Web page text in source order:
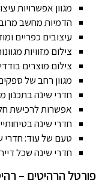
מגוון אפשרויות
הדמיות מחשב
עיצובים כפריים
צילום מזוויות
צילום מוצרים
מגוון רחב של
חדרי שינה
אפשרות לרכישת
חדרי שינה
טעם של עוד:
חדרי שינה שכל
פורטל הרהיטים –